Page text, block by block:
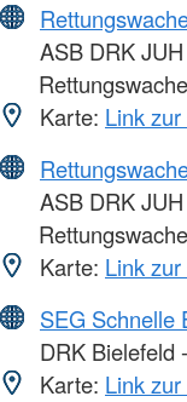
ASB DRK
Karte: Link
ASB DRK
Karte: Link
SEG Schnelle
DRK Bielefeld
Karte: Link